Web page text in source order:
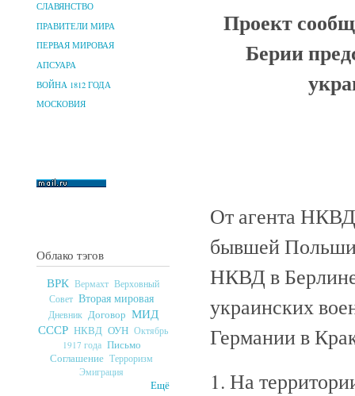
СЛАВЯНСТВО
ПРАВИТЕЛИ МИРА
ПЕРВАЯ МИРОВАЯ
АПСУАРА
ВОЙНА 1812 ГОДА
МОСКОВИЯ
Облако тэгов
ВРК Вермахт Верховный
Совет Вторая мировая
Дневник Договор МИД
СССР НКВД ОУН Октябрь
1917 года Письмо
Соглашение Терроризм
Эмиграция
Ещё
Проект
Берии
От агента
бывшей
НКВД в
украинских
Германии в
1. На